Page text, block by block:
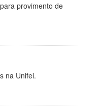
provimento de
na Unifei.